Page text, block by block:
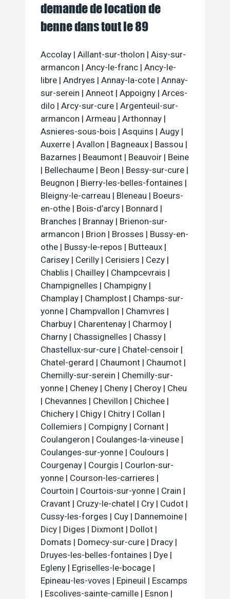
demande de location de
benne dans tout le 89
Accolay | Aillant-sur-tholon | Aisy-sur-
armancon | Ancy-le-franc | Ancy-le-
libre | Andryes | Annay-la-cote | Annay-
sur-serein | Anneot | Appoigny | Arces-
dilo | Arcy-sur-cure | Argenteuil-sur-
armancon | Armeau | Arthonnay |
Asnieres-sous-bois | Asquins | Augy |
Auxerre | Avallon | Bagneaux | Bassou |
Bazarnes | Beaumont | Beauvoir | Beine
| Bellechaume | Beon | Bessy-sur-cure |
Beugnon | Bierry-les-belles-fontaines |
Bleigny-le-carreau | Bleneau | Boeurs-
en-othe | Bois-d’arcy | Bonnard |
Branches | Brannay | Brienon-sur-
armancon | Brion | Brosses | Bussy-en-
othe | Bussy-le-repos | Butteaux |
Carisey | Cerilly | Cerisiers | Cezy |
Chablis | Chailley | Champcevrais |
Champignelles | Champigny |
Champlay | Champlost | Champs-sur-
yonne | Champvallon | Chamvres |
Charbuy | Charentenay | Charmoy |
Charny | Chassignelles | Chassy |
Chastellux-sur-cure | Chatel-censoir |
Chatel-gerard | Chaumont | Chaumot |
Chemilly-sur-serein | Chemilly-sur-
yonne | Cheney | Cheny | Cheroy | Cheu
| Chevannes | Chevillon | Chichee |
Chichery | Chigy | Chitry | Collan |
Collemiers | Compigny | Cornant |
Coulangeron | Coulanges-la-vineuse |
Coulanges-sur-yonne | Coulours |
Courgenay | Courgis | Courlon-sur-
yonne | Courson-les-carrieres |
Courtoin | Courtois-sur-yonne | Crain |
Cravant | Cruzy-le-chatel | Cry | Cudot |
Cussy-les-forges | Cuy | Dannemoine |
Dicy | Diges | Dixmont | Dollot |
Domats | Domecy-sur-cure | Dracy |
Druyes-les-belles-fontaines | Dye |
Egleny | Egriselles-le-bocage |
Epineau-les-voves | Epineuil | Escamps
| Escolives-sainte-camille | Esnon |